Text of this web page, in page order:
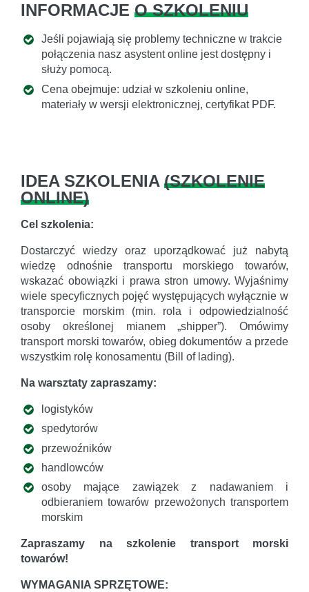
INFORMACJE O SZKOLENIU
Jeśli pojawiają się problemy techniczne w trakcie
połączenia nasz asystent online jest dostępny i
służy pomocą.
Cena obejmuje: udział w szkoleniu online,
materiały w wersji elektronicznej, certyfikat PDF.
IDEA SZKOLENIA (SZKOLENIE
ONLINE)
Cel szkolenia:
Dostarczyć wiedzy oraz uporządkować już nabytą
wiedzę odnośnie transportu morskiego towarów,
wskazać obowiązki i prawa stron umowy. Wyjaśnimy
wiele specyficznych pojęć występujących wyłącznie w
transporcie morskim (min. rola i odpowiedzialność
osoby określonej mianem „shipper”). Omówimy
transport morski towarów, obieg dokumentów a przede
wszystkim rolę konosamentu (Bill of lading).
Na warsztaty zapraszamy:
logistyków
spedytorów
przewoźników
handlowców
osoby mające zawiązek z nadawaniem i
odbieraniem towarów przewożonych transportem
morskim
Zapraszamy na szkolenie transport morski
towarów!
WYMAGANIA SPRZĘTOWE: